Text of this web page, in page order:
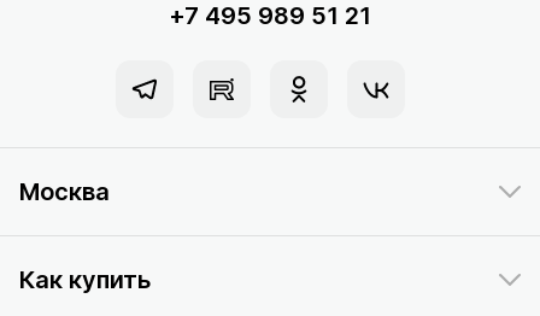
+7 495 989 51 21
Москва
Как купить